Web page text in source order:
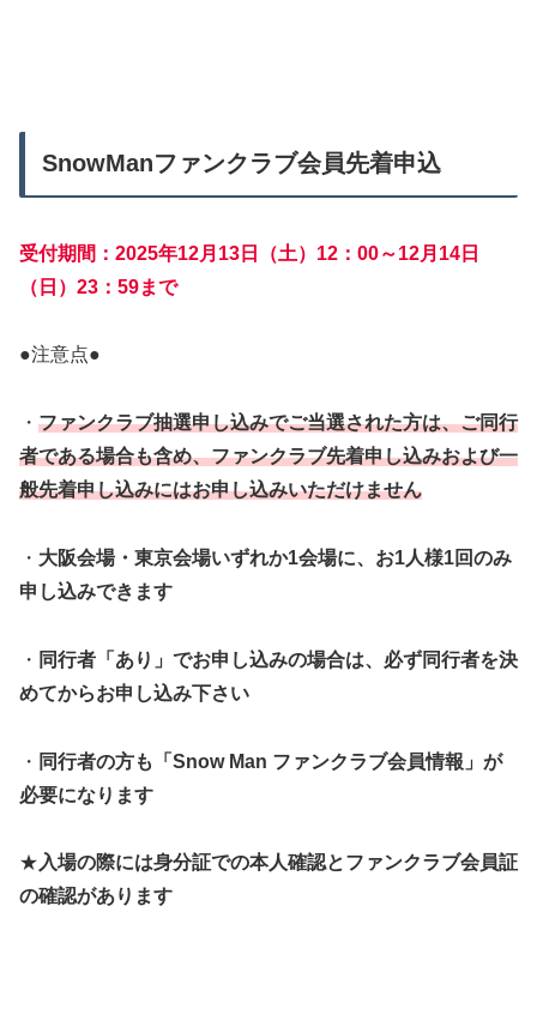
SnowManファンクラブ会員先着申込
受付期間：2025年12月13日（土）12：00～12月14日
（日）23：59まで
●注意点●
・ ファンクラブ抽選申し込みでご当選された方は、ご同行
者である場合も含め、ファンクラブ先着申し込みおよび一
般先着申し込みにはお申し込みいただけません
・ 大阪会場・東京会場いずれか1会場に、お1人様1回のみ
申し込みできます
・ 同行者「あり」でお申し込みの場合は、必ず同行者を決
めてからお申し込み下さい
・ 同行者の方も「Snow Man ファンクラブ会員情報」が
必要になります
★ 入場の際には身分証での本人確認とファンクラブ会員証
の確認があります